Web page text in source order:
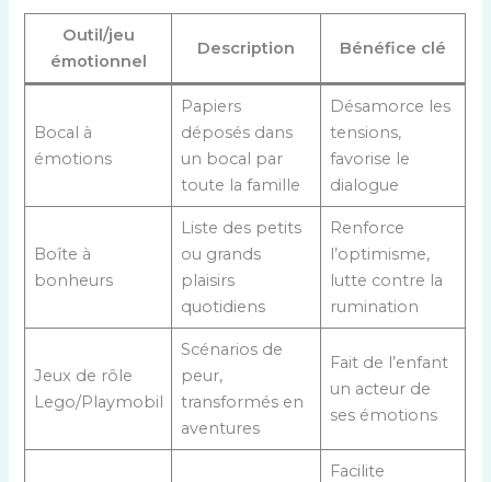
Outil/jeu
émotionnel
Description Bénéfice clé
Bocal à
émotions
Papiers
déposés dans
un bocal par
toute la famille
Désamorce les
tensions,
favorise le
dialogue
Boîte à
bonheurs
Liste des petits
ou grands
plaisirs
quotidiens
Renforce
l’optimisme,
lutte contre la
rumination
Jeux de rôle
Lego/Playmobil
Scénarios de
peur,
transformés en
aventures
Fait de l’enfant
un acteur de
ses émotions
Facilite